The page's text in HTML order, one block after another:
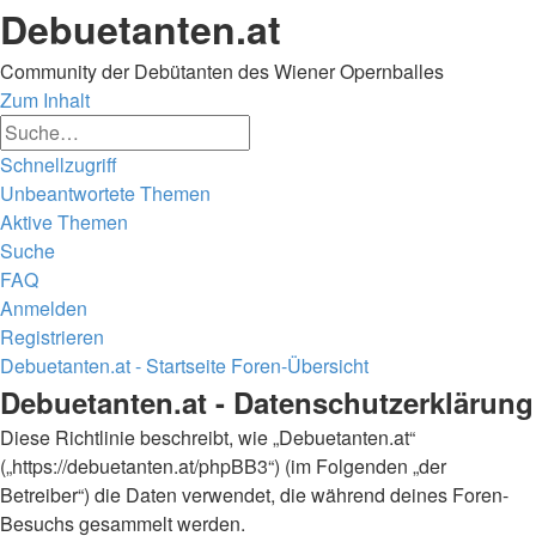
Debuetanten.at
Community der Debütanten des Wiener Opernballes
Zum Inhalt
Schnellzugriff
Unbeantwortete Themen
Aktive Themen
Suche
FAQ
Anmelden
Registrieren
Debuetanten.at - Startseite Foren-Übersicht
Suche
Debuetanten.at - Datenschutzerklärung
Diese Richtlinie beschreibt, wie „Debuetanten.at“
(„https://debuetanten.at/phpBB3“) (im Folgenden „der
Betreiber“) die Daten verwendet, die während deines Foren-
Besuchs gesammelt werden.